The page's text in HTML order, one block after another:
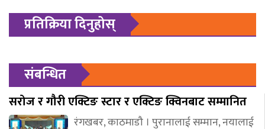
प्रतिक्रिया दिनुहोस्
संबन्धित
सरोज र गौरी एक्टिङ स्टार र एक्टिङ क्विनबाट सम्मानित
रंगखबर, काठमाडौ । पुरानालाई सम्मान, नयालाई